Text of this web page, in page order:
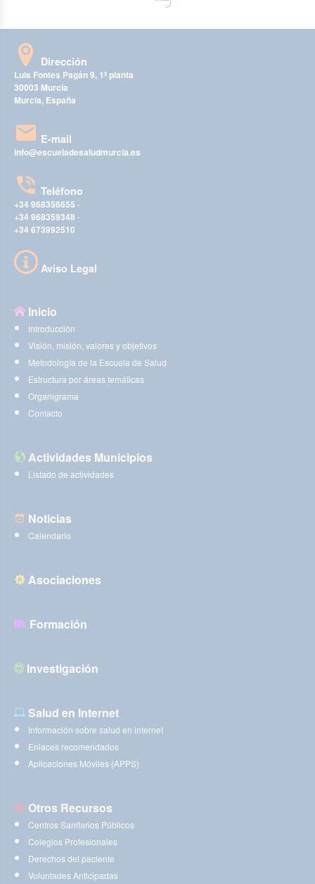
Dirección
Luis Fontes Pagán 9, 1ª planta
30003 Murcia
Murcia, España
E-mail
info@escueladesaludmurcia.es
Teléfono
+34 968356655 -
+34 968359348 -
+34 673992510
Aviso Legal
Inicio
Introducción
Visión, misión, valores y objetivos
Metodología de la Escuela de Salud
Estructura por áreas temáticas
Organigrama
Contacto
Actividades Municipios
Listado de actividades
Noticias
Calendario
Asociaciones
Formación
Investigación
Salud en Internet
Información sobre salud en internet
Enlaces recomendados
Aplicaciones Móviles (APPS)
Otros Recursos
Centros Sanitarios Públicos
Colegios Profesionales
Derechos del paciente
Voluntades Anticipadas